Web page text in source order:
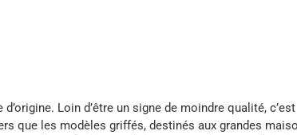
Loin d’être un signe de moindre qualité, c’est
que les modèles griffés, destinés aux grandes